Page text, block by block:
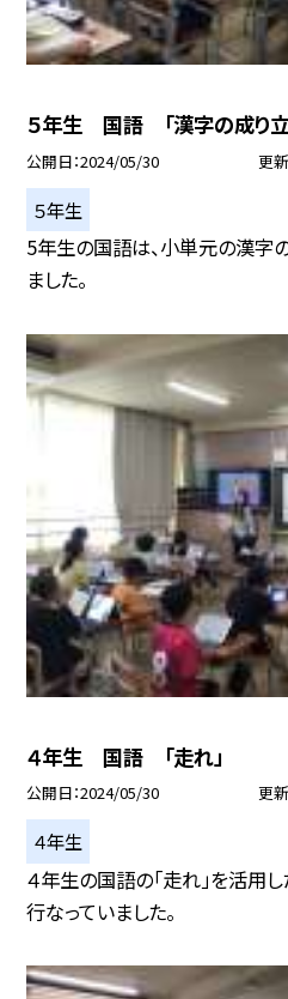
５年生 国語 「漢字の成り立
公開日 2024/05/30 更
５年生
5年生の国語は、小単元の漢字
ました。
４年生 国語 「走れ」
公開日 2024/05/30 更
４年生
４年生の国語の「走れ」を活用
行なっていました。